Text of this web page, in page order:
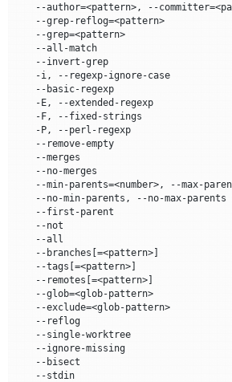
    --author
=<pattern>, --committer=
    --grep-reflog
=
    --grep
=
--all-
--
-i, --regexp-
--basic-
-E, --
-F, --
-P, --
--
--
--no-
    --min-parents
=<number>, --max-
--no-min-parents, --
--first-
--
--
    --branches
[=<pattern>]
    --tags
[=<pattern>]
    --remotes
[=<pattern>]
    --glob
=<glob-
    --exclude
=<glob-
--
--single-
--ignore-
--
--